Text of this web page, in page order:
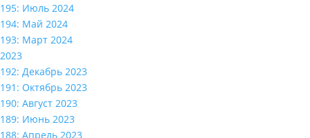
195: Июль 2024
194: Май 2024
193: Март 2024
2023
192: Декабрь 2023
191: Октябрь 2023
190: Август 2023
189: Июнь 2023
188: Апрель 2023